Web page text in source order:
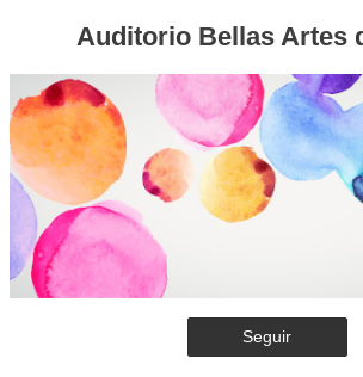
Auditorio Bellas Artes
Seguir